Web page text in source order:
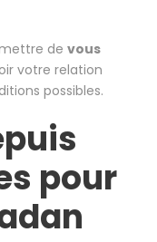
de vous
votre relation
possibles.
pour